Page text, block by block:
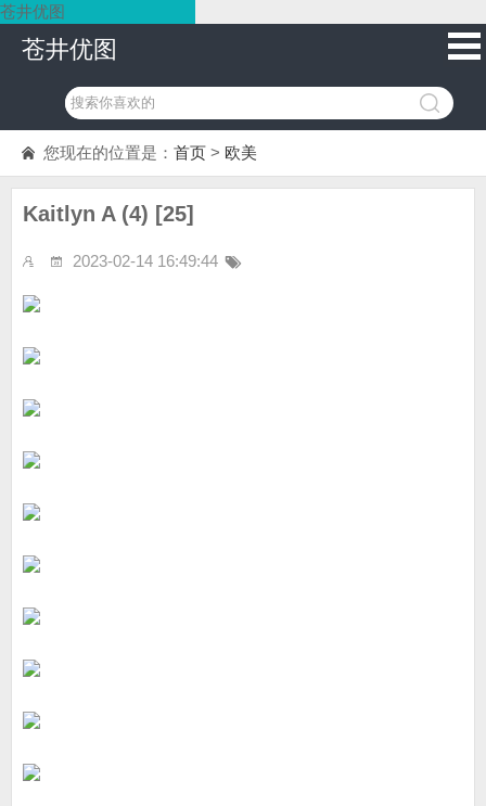
苍井优图
苍井优图
您现在的位置是： 首页 > 欧美
Kaitlyn A (4) [25]
2023-02-14 16:49:44